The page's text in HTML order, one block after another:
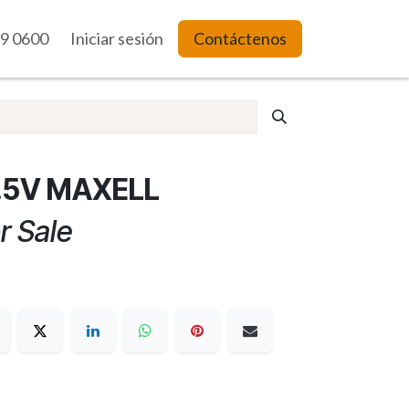
Web
0600 Iniciar sesión Contáctenos
MAXELL
Sale